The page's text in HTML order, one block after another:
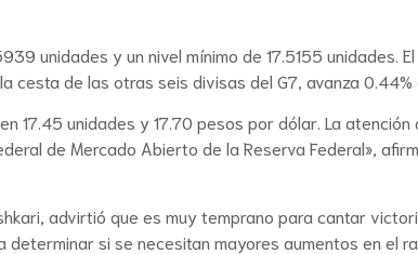
unidades y un nivel mínimo de 17.5155 unidades. El
cesta de las otras seis divisas del G7, avanza 0.44%
17.45 unidades y 17.70 pesos por dólar. La
de Mercado Abierto de la Reserva Federal»,
advirtió que es muy temprano para cantar
si se necesitan mayores aumentos en el